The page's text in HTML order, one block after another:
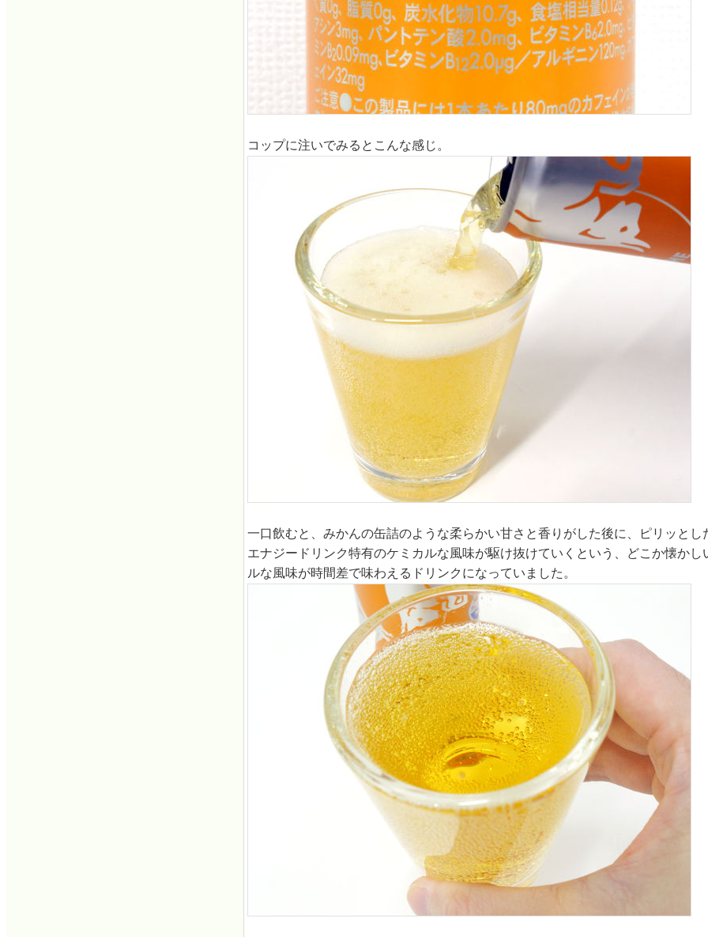
コップに注いでみるとこんな感じ。
一口飲むと、みかんの缶詰のような柔らかい甘さと香りがした後に、ピリッとし
エナジードリンク特有のケミカルな風味が駆け抜けていくという、どこか懐かし
ルな風味が時間差で味わえるドリンクになっていました。